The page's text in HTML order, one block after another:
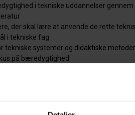
i tekniske uddannelser gennem
der skal lære at anvende de rette
i tekniske fag
tekniske systemer og didaktiske metoder
på bæredygtighed
på de deltagende institutioner og en
som kan videreføres og deles